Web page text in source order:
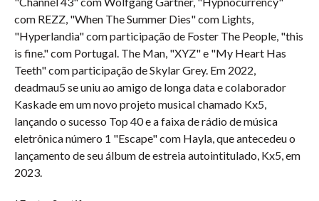
com REZZ, "When The Summer Dies" com Lights,
"Hyperlandia" com participação de Foster The People, "this
is fine." com Portugal. The Man, "XYZ" e "My Heart Has
Teeth" com participação de Skylar Grey. Em 2022,
deadmau5 se uniu ao amigo de longa data e colaborador
Kaskade em um novo projeto musical chamado Kx5,
lançando o sucesso Top 40 e a faixa de rádio de música
eletrônica número 1 "Escape" com Hayla, que antecedeu o
lançamento de seu álbum de estreia autointitulado, Kx5, em
2023.